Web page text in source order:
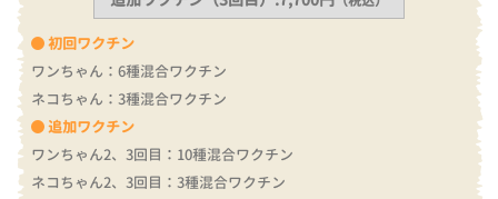
初回ワクチン
ワンちゃん：6種混合ワクチン
ネコちゃん：3種混合ワクチン
追加ワクチン
ワンちゃん2、3回目：10種混合ワクチン
ネコちゃん2、3回目：3種混合ワクチン